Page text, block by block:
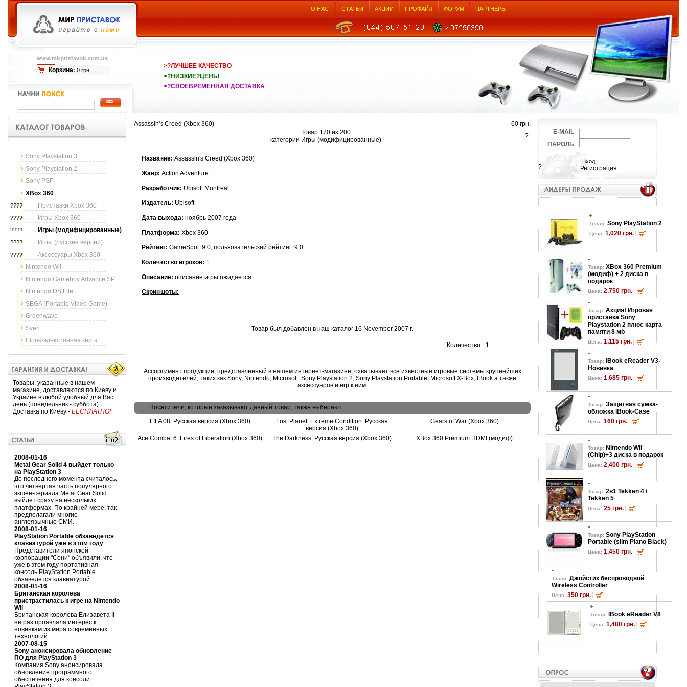
Корзина: 0 грн.
О НАС СТАТЬИ АКЦИИ ПРОФАЙЛ ФОРУМ ПАРТНЕРЫ
>?ЛУЧШЕЕ КАЧЕСТВО
>?НИЗКИЕ?ЦЕНЫ
>?СВОЕВРЕМЕННАЯ ДОСТАВКА
Sony Playstation 3
Sony Playstation 2
Sony PSP
XBox 360
???? Приставки Xbox 360
???? Игры Xbox 360
???? Игры (модифицированные)
???? Игры (русские версии)
????
Аксессуары Xbox 360
Nintendo Wii
Nintendo Gameboy Advance SP
Nintendo DS Lite
SEGA (Portable Video Game)
Greenwave
Sven
lBook-электронная книга
Товары, указанные в нашем
магазине, доставляются по Киеву и
Украине в любой удобный для Вас
день (понедельник - суббота).
Доставка по Киеву - БЕСПЛАТНО!
2008-01-16
Metal Gear Solid 4 выйдет только
на PlayStation 3
До последнего момента считалось,
что четвертая часть популярного
экшен-сериала Metal Gear Solid
выйдет сразу на нескольких
платформах. По крайней мере, так
предполагали многие
англоязычные СМИ.
2008-01-16
PlayStation Portable обзаведется
клавиатурой уже в этом году
Представители японской
корпорации "Сони" объявили, что
уже в этом году портативная
консоль PlayStation Portable
обзаведется клавиатурой.
2008-01-16
Британская королева
пристрастилась к игре на Nintendo
Wii
Британская королева Елизавета II
не раз проявляла интерес к
новинкам из мира современных
технологий.
2007-08-15
Sony анонсировала обновление
ПО для PlayStation 3
Компания Sony анонсировала
обновление программного
обеспечения для консоли
Assassin's Creed (Xbox 360)
60 грн.
Товар 170 из 200
категории Игры (модифицированные)
?
Название: Assassin's Creed (Xbox 360)
Жанр: Action Adventure
Разработчик: Ubisoft Montreal
Издатель: Ubisoft
Дата выхода: ноябрь 2007 года
Платформа: Xbox 360
Рейтинг: GameSpot: 9.0, пользовательский рейтинг: 9.0
Количество игроков: 1
Описание: описание игры ожидается
Скриншоты:
Товар был добавлен в наш каталог 16 November 2007 г.
Количество:
Ассортимент продукции, представленный в нашем интернет-магазине, охватывает все известные игровые системы крупнейших
производителей, таких как Sony, Nintendo, Microsoft: Sony Playstation 2, Sony Playstation Portable, Microsoft X-Box, IBook а также
аксессуаров и игр к ним.
Посетители, которые заказывают данный товар, также выбирают
FIFA 08. Русская версия (Xbox 360)
Lost Planet: Extreme Condition. Русская
версия (Xbox 360)
Gears of War (Xbox 360)
Ace Combat 6: Fires of Liberation (Xbox 360) The Darkness. Русская версия (Xbox 360) XBox 360 Premium HDMI (модиф)
E-MAIL
ПАРОЛЬ
? Регистрация
Товар: Sony PlayStation 2
Цена: 1,020 грн.
Товар: XBox 360 Premium
(модиф) + 2 диска в
подарок
Цена: 2,750 грн.
Товар: Акция! Игровая
приставка Sony
Playstation 2 плюс карта
памяти 8 мb
Цена: 1,115 грн.
Товар:
lBook eReader V3-
Новинка
Цена: 1,685 грн.
Товар: Защитная сумка-
обложка lBook-Case
Цена: 160 грн.
Товар: Nintendo Wii
(Chip)+3 диска в подарок
Цена: 2,400 грн.
Товар: 2в1 Tekken 4 /
Tekken 5
Цена: 25 грн.
Товар: Sony PlayStation
Portable (slim Piano Black)
Цена: 1,450 грн.
Товар: Джойстик беспроводной
Wireless Controller
Цена: 350 грн.
Товар: lBook eReader V8
Цена: 1,480 грн.